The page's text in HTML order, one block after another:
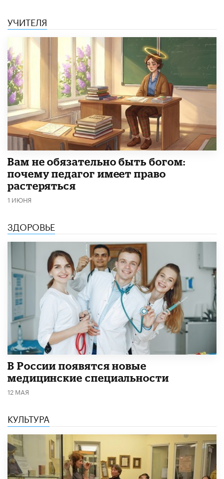
УЧИТЕЛЯ
​Вам не обязательно быть богом:
почему педагог имеет право
растеряться
1 ИЮНЯ
ЗДОРОВЬЕ
В России появятся новые
медицинские специальности
12 МАЯ
КУЛЬТУРА